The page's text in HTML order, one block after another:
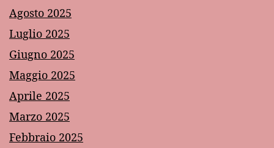
Agosto 2025
Luglio 2025
Giugno 2025
Maggio 2025
Aprile 2025
Marzo 2025
Febbraio 2025